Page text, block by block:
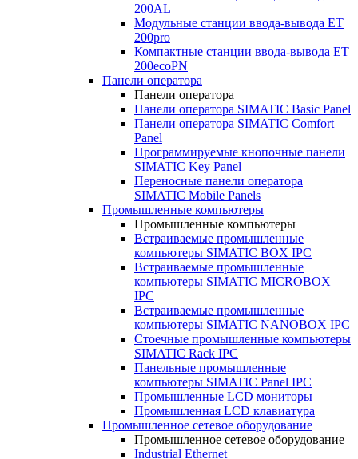
200AL
Модульные станции ввода-вывода ET
200pro
Компактные станции ввода-вывода ET
200ecoPN
Панели оператора
Панели оператора
Панели оператора SIMATIC Basic Panel
Панели оператора SIMATIC Comfort
Panel
Программируемые кнопочные панели
SIMATIC Key Panel
Переносные панели оператора
SIMATIC Mobile Panels
Промышленные компьютеры
Промышленные компьютеры
Встраиваемые промышленные
компьютеры SIMATIC BOX IPC
Встраиваемые промышленные
компьютеры SIMATIC MICROBOX
IPC
Встраиваемые промышленные
компьютеры SIMATIC NANOBOX IPC
Стоечные промышленные компьютеры
SIMATIC Rack IPC
Панельные промышленные
компьютеры SIMATIC Panel IPC
Промышленные LCD мониторы
Промышленная LCD клавиатура
Промышленное сетевое оборудование
Промышленное сетевое оборудование
Industrial Ethernet